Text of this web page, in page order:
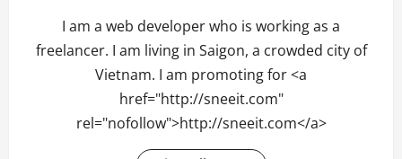
I am a web developer who is working as a
freelancer. I am living in Saigon, a crowded city of
Vietnam. I am promoting for <a
href="http://sneeit.com"
rel="nofollow">http://sneeit.com</a>